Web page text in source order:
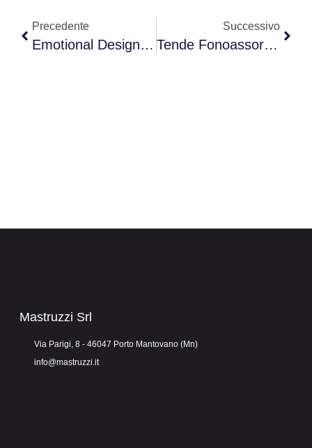
Precedente
Emotional Design In Ufficio: Progettare Spazi Che Migliorano Benessere E Produttività
Successivo
Tende Fonoassorbenti Per Ufficio: Come Funzionano E Quando Sceglierle
Mastruzzi Srl
Via Parigi, 8 - 46047 Porto Mantovano (Mn)
info@mastruzzi.it